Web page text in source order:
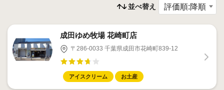
並べ替え
成田ゆめ牧場 花崎町店
〒286-0033 千葉県成田市花崎町839-12
アイスクリーム お土産